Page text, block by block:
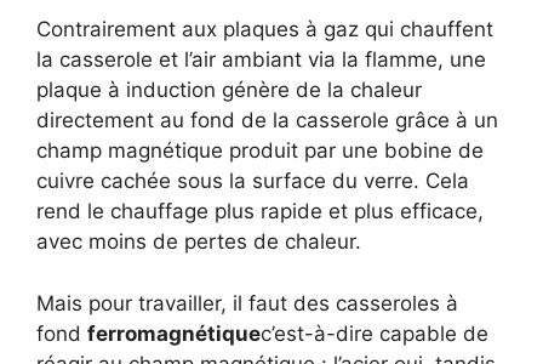
Contrairement aux plaques à gaz qui chauffent
la casserole et l’air ambiant via la flamme, une
plaque à induction génère de la chaleur
directement au fond de la casserole grâce à un
champ magnétique produit par une bobine de
cuivre cachée sous la surface du verre. Cela
rend le chauffage plus rapide et plus efficace,
avec moins de pertes de chaleur.
Mais pour travailler, il faut des casseroles à
fond ferromagnétiquec’est-à-dire capable de